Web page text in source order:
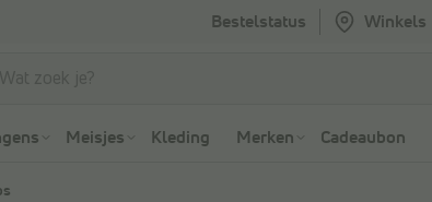
Bestelstatus Winkels
Meisjes Kleding Merken Cadeaubon